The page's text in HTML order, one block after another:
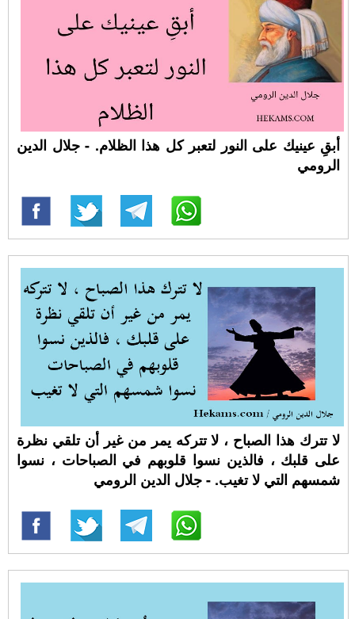
أبقِ عينيك على النور لتعبر كل هذا الظلام. - جلال الدين
الرومي
لا تترك هذا الصباح ، لا تتركه يمر من غير أن تلقي نظرة
على قلبك ، فالذين نسوا قلوبهم في الصباحات ، نسوا
شمسهم التي لا تغيب. - جلال الدين الرومي